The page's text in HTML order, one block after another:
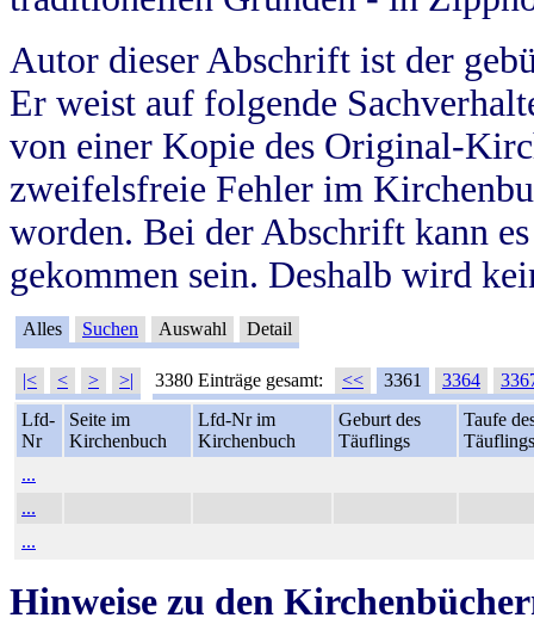
Autor dieser Abschrift ist der
Er weist auf folgende
von einer Kopie des Original-
zweifelsfreie Fehler im
worden. Bei der Abschrift kann
gekommen sein. Deshalb wird
Alles Suchen Auswahl Detail
|< < > >| 3380 Einträge gesamt: << 3361 3364
Lfd-
Nr
Seite im
Kirchenbuch
Lfd-Nr im
Kirchenbuch
Geburt des
Täuflings
Taufe
Täuflings
...
...
...
Hinweise zu den